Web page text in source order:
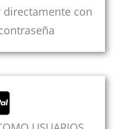
con